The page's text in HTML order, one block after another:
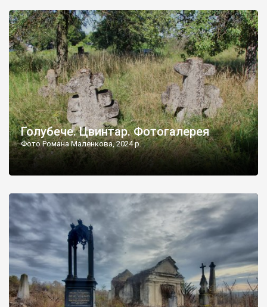
бруньками, кози ті бруньки обгризають, бо то улюблений
делікатес. На цвинтарі у Голубечому ціла колекція
різноманітних форм хрестів. Село відносно невелике, […]
Голубече. Цвинтар. Фотогалерея
Фото Романа Маленкова, 2024 р.